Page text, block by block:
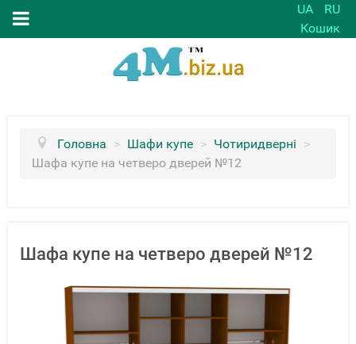
UA
RU
Кошик
Головна > Шафи купе > Чотиридверні >
Шафа купе на четверо дверей №12
Шафа купе на четверо дверей №12